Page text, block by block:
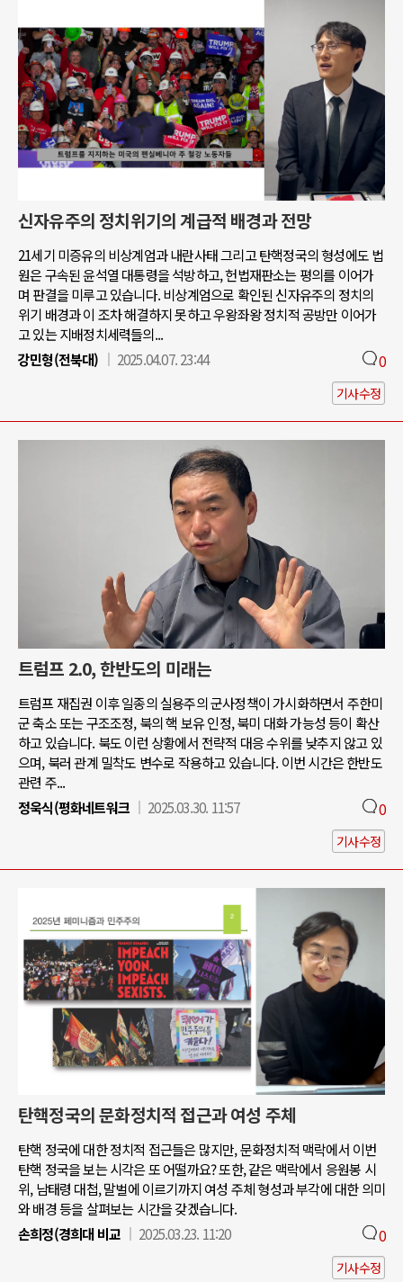
신자유주의 정치위기의 계급적 배경과 전망
21세기 미증유의 비상계엄과 내란사태 그리고 탄핵정국의 형성에도 법
원은 구속된 윤석열 대통령을 석방하고, 헌법재판소는 평의를 이어가
며 판결을 미루고 있습니다. 비상계엄으로 확인된 신자유주의 정치의
위기 배경과 이 조차 해결하지 못하고 우왕좌왕 정치적 공방만 이어가
고 있는 지배정치세력들의...
강민형(전북대)
2025.04.07. 23:44 0
기사수정
트럼프 2.0, 한반도의 미래는
트럼프 재집권 이후 일종의 실용주의 군사정책이 가시화하면서 주한미
군 축소 또는 구조조정, 북의 핵 보유 인정, 북미 대화 가능성 등이 확산
하고 있습니다. 북도 이런 상황에서 전략적 대응 수위를 낮추지 않고 있
으며, 북러 관계 밀착도 변수로 작용하고 있습니다. 이번 시간은 한반도
관련 주...
정욱식(평화네트워크
2025.03.30. 11:57 0
기사수정
탄핵정국의 문화정치적 접근과 여성 주체
탄핵 정국에 대한 정치적 접근들은 많지만, 문화정치적 맥락에서 이번
탄핵 정국을 보는 시각은 또 어떨까요? 또한, 같은 맥락에서 응원봉 시
위, 남태령 대첩, 말벌에 이르기까지 여성 주체 형성과 부각에 대한 의미
와 배경 등을 살펴보는 시간을 갖겠습니다.
손희정(경희대 비교
2025.03.23. 11:20 0
기사수정